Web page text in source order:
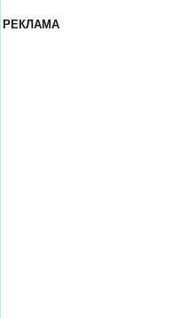
РЕКЛАМА